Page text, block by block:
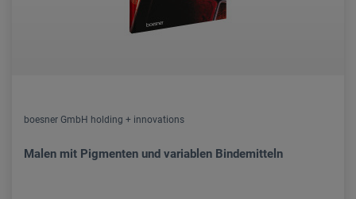
boesner GmbH holding + innovations
Malen mit Pigmenten und variablen Bindemitteln